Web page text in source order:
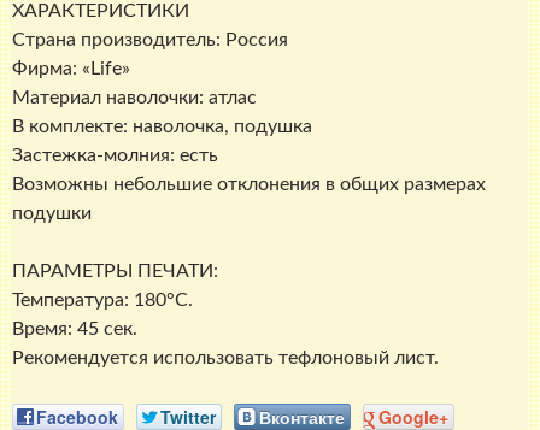
ХАРАКТЕРИСТИКИ
Страна производитель: Россия
Фирма: «Life»
Материал наволочки: атлас
В комплекте: наволочка, подушка
Застежка-молния: есть
Возможны небольшие отклонения в общих размерах
подушки
ПАРАМЕТРЫ ПЕЧАТИ:
Температура: 180°C.
Время: 45 сек.
Рекомендуется использовать тефлоновый лист.
Facebook Twitter Вконтакте Google+